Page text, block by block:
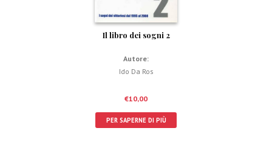
Il libro dei sogni 2
Autore:
Ido Da Ros
€10,00
PER SAPERNE DI PIÙ